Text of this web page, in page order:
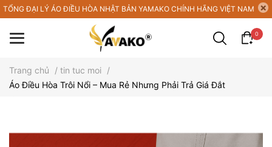
TỔNG ĐẠI LÝ ÁO ĐIỀU HÒA NHẬT BẢN YAMAKO CHÍNH HÃNG VIỆT NAM
0
Trang chủ / tin tuc moi /
Áo Điều Hòa Trôi Nổi – Mua Rẻ Nhưng Phải Trả Giá Đắt